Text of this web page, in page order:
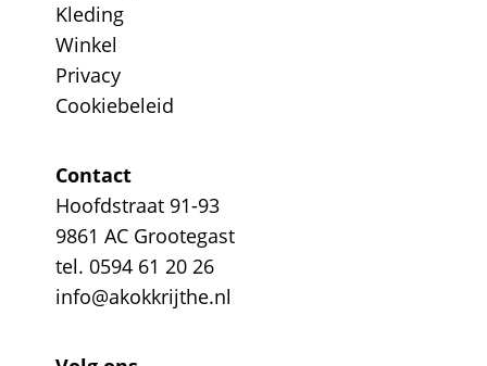
Kleding
Winkel
Privacy
Cookiebeleid
Contact
Hoofdstraat 91-93
9861 AC Grootegast
tel. 0594 61 20 26
info@akokkrijthe.nl